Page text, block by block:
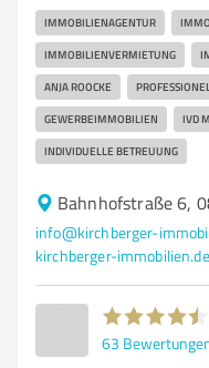
IMMOBILIENAGENTUR
IMMOBILIENVERMIETUNG
ANJA ROOCKE
GEWERBEIMMOBILIEN IVD
INDIVIDUELLE BETREUUNG
Bahnhofstraße 6,
info@kirchberger-
kirchberger-
63